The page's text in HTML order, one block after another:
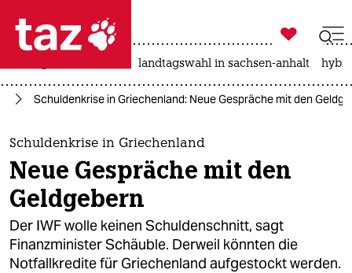
 taz zahl ich
taz zahl ich
themen
politik
öko
gesellschaft

taz zahl ich
landtagswahl in sachsen-anhalt
Schuldenkrise in Griechenland: Neue Gespräche mit den
Schuldenkrise in Griechenland
Neue Gespräche mit den
Geldgebern
Der IWF wolle keinen Schuldenschnitt, sagt
Finanzminister Schäuble. Derweil könnten die
Notfallkredite für Griechenland aufgestockt werden.